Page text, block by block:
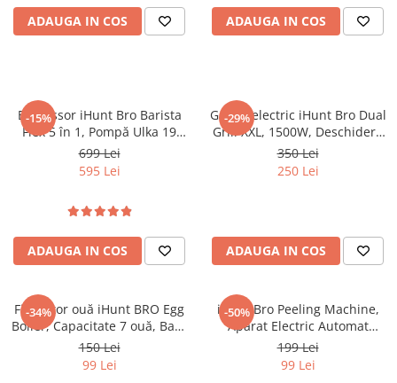
ADAUGA IN COS ADAUGA IN COS
-15%
Espressor iHunt Bro Barista
Flex 5 în 1, Pompă Ulka 19
Bar, Rezervor Apa 1.2L, Ecran
Tactil, Sistem Încălzire
699 Lei
595 Lei
ADAUGA IN COS
-29%
Grătar electric iHunt Bro Dual
Grill XXL, 1500W, Deschidere
180°, Plăci detașabile
350 Lei
250 Lei
ADAUGA IN COS
-34%
Fierbător ouă iHunt BRO Egg
Boiler, Capacitate 7 ouă, Bază
Inox, Oprire Automată, Alertă
Sonoră, Tăvițe Non-stick, Fără
150 Lei
99 Lei
-50%
iHunt Bro Peeling Machine,
Aparat Electric Automat
pentru Decojit Fructe și
Legume, 6 Lame Inox, 50W,
199 Lei
99 Lei